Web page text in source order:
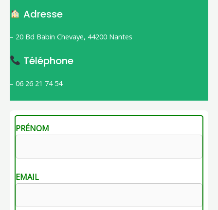
Adresse
– 20 Bd Babin Chevaye, 44200 Nantes
Téléphone
– 06 26 21 74 54
PRÉNOM
EMAIL